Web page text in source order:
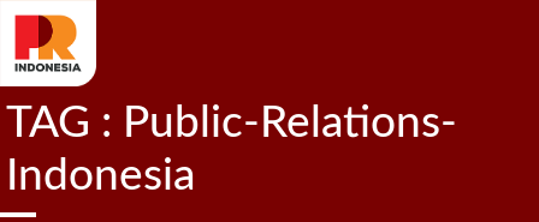
TAG : Public-Relations-
Indonesia